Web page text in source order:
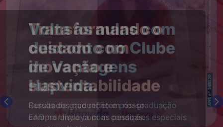
Transformando o
cuidado com
inovação e
sustentabilidade
Resultados que refletem nosso
compromisso com as pessoas.
Previous